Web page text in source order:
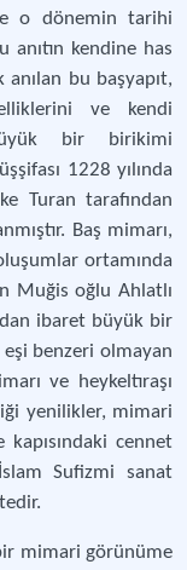
o dönemin tarihi
anıtın kendine has
bu başyapıt,
ve kendi
bir birikimi
1228 yılında
Turan tarafından
Baş mimarı,
ortamında
Muğis oğlu Ahlatlı
ibaret büyük bir
benzeri olmayan
ve heykeltıraşı
yenilikler, mimari
kapısındaki cennet
Sufizmi sanat
mimari görünüme